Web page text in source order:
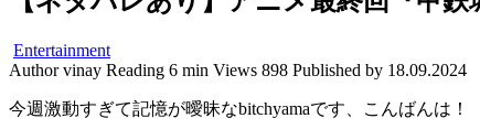
Entertainment
Author vinay Reading 6 min Views 898 Published by 18.09.2024
今週激動すぎて記憶が曖昧なbitchyamaです、こんばんは！